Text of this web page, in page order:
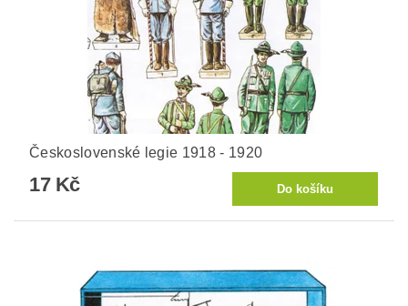
Československé legie 1918 - 1920
17 Kč